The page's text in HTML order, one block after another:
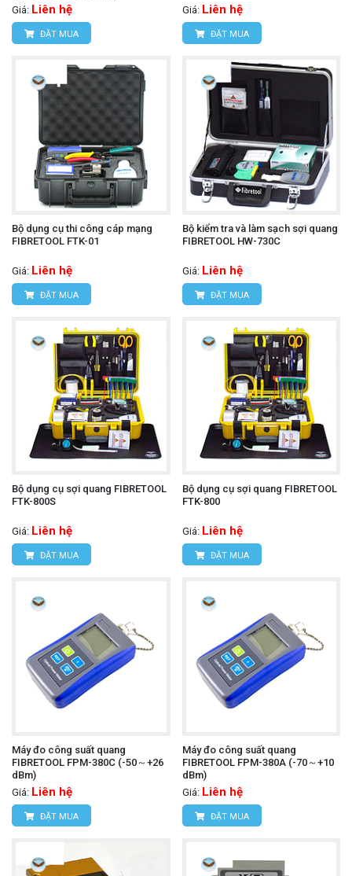
Giá: Liên hệ
ĐẶT MUA
Giá: Liên hệ
ĐẶT MUA
Bộ dụng cụ thi công cáp mạng
FIBRETOOL FTK-01
Giá: Liên hệ
ĐẶT MUA
Bộ kiểm tra và làm sạch sợi quang
FIBRETOOL HW-730C
Giá: Liên hệ
ĐẶT MUA
Bộ dụng cụ sợi quang FIBRETOOL
FTK-800S
Giá: Liên hệ
ĐẶT MUA
Bộ dụng cụ sợi quang FIBRETOOL
FTK-800
Giá: Liên hệ
ĐẶT MUA
Máy đo công suất quang
FIBRETOOL FPM-380C (-50～+26
dBm)
Giá: Liên hệ
ĐẶT MUA
Máy đo công suất quang
FIBRETOOL FPM-380A (-70～+10
dBm)
Giá: Liên hệ
ĐẶT MUA